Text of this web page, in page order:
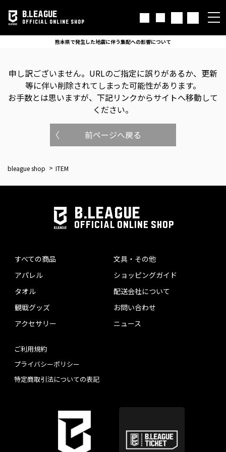
B.LEAGUE
OFFICIAL ONLINE SHOP
熊本県で発生した地震に伴う集配への影響について
申し訳ございません。 URLのご指定に誤りがあるか、更新
等に伴い削除されてしまった可能性があります。
お手数とは思いますが、下記リンクからサイトへ移動して
ください。
前ページへ戻る
bleague shop ITEM
B.LEAGUE
OFFICIAL ONLINE SHOP
すべての商品
アパレル
タオル
観戦グッズ
アクセサリー
文具・その他
ショッピングガイド
配送会社について
お問い合わせ
ニュース
ご利用規約
プライバシーポリシー
特定商取引法についての表記